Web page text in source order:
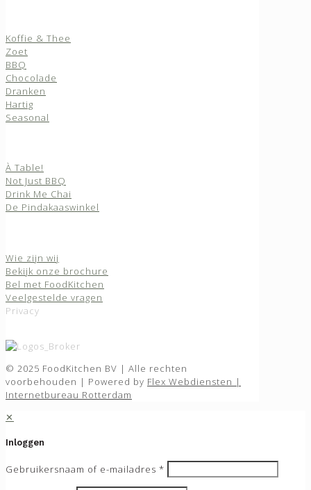
Koffie & Thee
Zoet
BBQ
Chocolade
Dranken
Hartig
Seasonal
À Table!
Not Just BBQ
Drink Me Chai
De Pindakaaswinkel
Wie zijn wij
Bekijk onze brochure
Bel met FoodKitchen
Veelgestelde vragen
Privacy
© 2025 FoodKitchen BV | Alle rechten
voorbehouden | Powered by Flex Webdiensten |
Internetbureau Rotterdam
✕
Inloggen
Gebruikersnaam of e-mailadres *